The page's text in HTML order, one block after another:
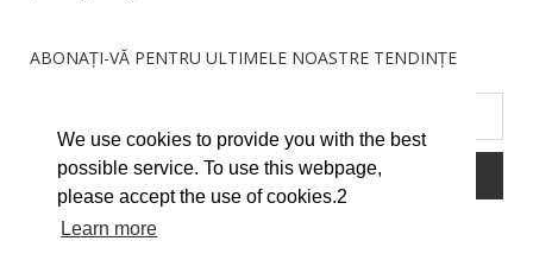
We use cookies to provide you with the best
possible service. To use this webpage,
please accept the use of cookies.2
Learn more
ABONAȚI-VĂ PENTRU ULTIMELE NOASTRE TENDINȚE